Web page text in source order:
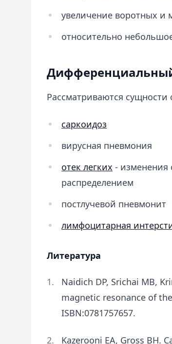
увеличение воротных и
относительно
Рассматриваются сущности
саркоидоз
вирусная пневмония
отек легких - изменения
распределением
постлучевой пневмонит
лимфоцитарная
Литература
Naidich DP, Srichai MB,
magnetic resonance of
ISBN:0781757657.
Kazerooni EA, Gross BH.